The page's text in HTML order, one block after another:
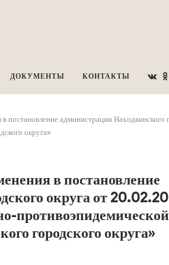
ДОКУМЕНТЫ КОНТАКТЫ
администрации
округа»
в постановление
округа от
противоэпидемической
городского округа»